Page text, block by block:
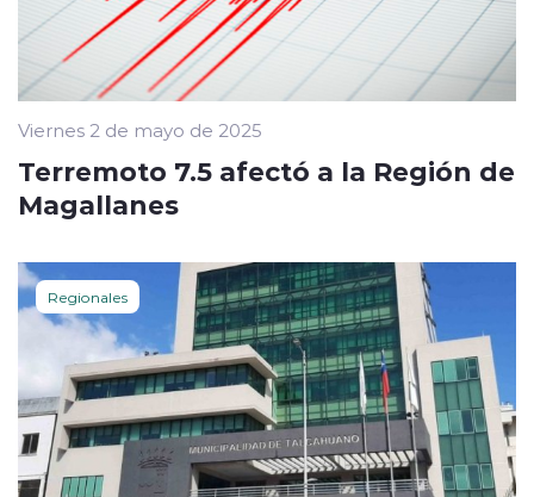
Viernes 2 de mayo de 2025
Terremoto 7.5 afectó a la Región de
Magallanes
Regionales